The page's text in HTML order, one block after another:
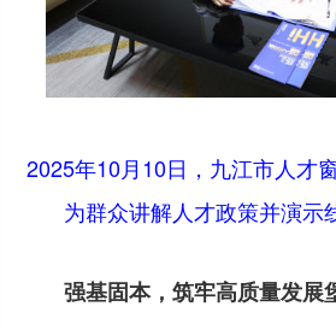
2025年10月10日，九江市人才
为群众讲解人才政策并演示
强基固本，筑牢高质量发展